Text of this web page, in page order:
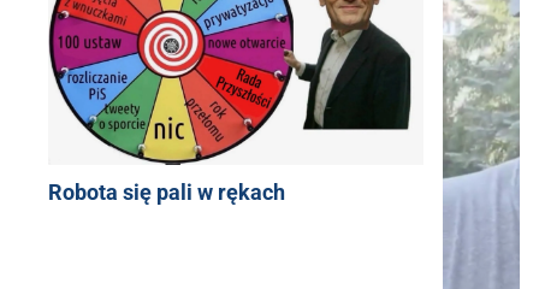
Robota się pali w rękach